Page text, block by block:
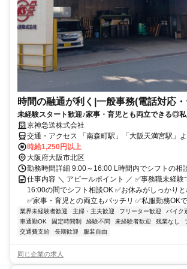
時間の融通が利く|一般事務(電話対応
未経験スタート歓迎♪家事・育児とも両立できる◎
京神急送株式会社
交通・アクセス 「南森町駅」「大阪天満宮駅」
時給1,250円以上
大阪府大阪市北区
勤務時間詳細 9:00～16:00 L時間内でシフトの相
仕事内容 ＼ アピールポイント ／ ✅事務職未経験
16:00の間でシフト相談OK ✅お休みがしっかり
✅家事・育児との両立もバッチリ ✅私服勤務OK
業界未経験者歓迎 主婦・主夫歓迎 フリーター歓迎 バイク
車通勤OK
固定時間制 経験不問 未経験者歓迎 残業なし
交通費支給
長期歓迎 服装自由
同じ企業の求人